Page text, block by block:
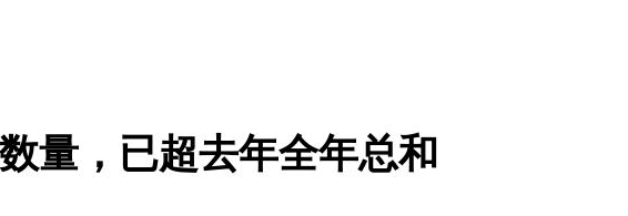
量，已超去年全年总和